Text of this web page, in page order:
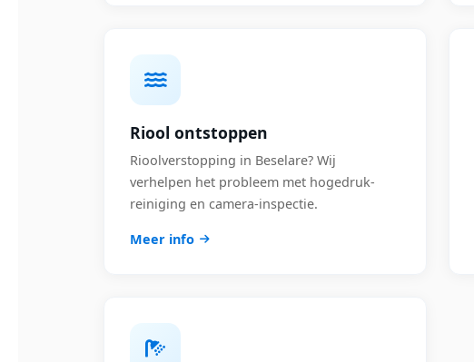
Riool ontstoppen
Rioolverstopping in Beselare? Wij
verhelpen het probleem met hogedruk-
reiniging en camera-inspectie.
Meer info